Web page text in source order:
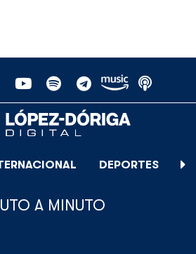
DEPORTES
A MINUTO